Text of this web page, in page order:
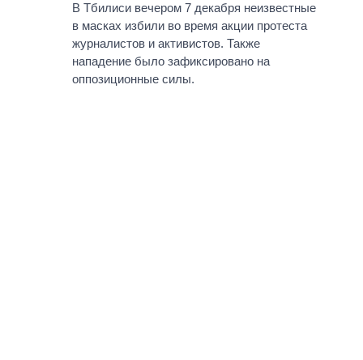
КАБИНЕТ МИНИСТРОВ
ГЛАВЫ ОБЛАДМИНИСТРАЦИЙ
МЭРЫ
ВСЕ ПЕРСОНЫ
ПОДДЕРЖАТЬ
СРАВНЕНИЕ ПОЛИТИКОВ
В Тбилиси вечером 7 декабря неизвестные
в масках избили во время акции протеста
журналистов и активистов. Также
нападение было зафиксировано на
оппозиционные силы.